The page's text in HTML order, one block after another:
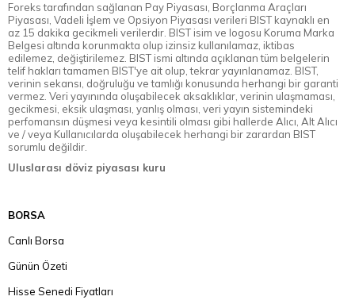
Foreks tarafından sağlanan Pay Piyasası, Borçlanma Araçları
Piyasası, Vadeli İşlem ve Opsiyon Piyasası verileri BIST kaynaklı en
az 15 dakika gecikmeli verilerdir. BIST isim ve logosu Koruma Marka
Belgesi altında korunmakta olup izinsiz kullanılamaz, iktibas
edilemez, değiştirilemez. BIST ismi altında açıklanan tüm belgelerin
telif hakları tamamen BIST'ye ait olup, tekrar yayınlanamaz. BIST,
verinin sekansı, doğruluğu ve tamlığı konusunda herhangi bir garanti
vermez. Veri yayınında oluşabilecek aksaklıklar, verinin ulaşmaması,
gecikmesi, eksik ulaşması, yanlış olması, veri yayın sistemindeki
perfomansın düşmesi veya kesintili olması gibi hallerde Alıcı, Alt Alıcı
ve / veya Kullanıcılarda oluşabilecek herhangi bir zarardan BIST
sorumlu değildir.
Uluslarası döviz piyasası kuru
BORSA
Canlı Borsa
Günün Özeti
Hisse Senedi Fiyatları